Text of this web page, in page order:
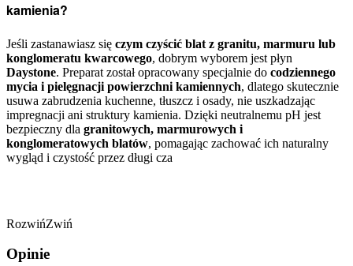
kamienia?
Jeśli zastanawiasz się czym czyścić blat z granitu, marmuru lub
konglomeratu kwarcowego, dobrym wyborem jest płyn
Daystone. Preparat został opracowany specjalnie do codziennego
mycia i pielęgnacji powierzchni kamiennych, dlatego skutecznie
usuwa zabrudzenia kuchenne, tłuszcz i osady, nie uszkadzając
impregnacji ani struktury kamienia. Dzięki neutralnemu pH jest
bezpieczny dla granitowych, marmurowych i
konglomeratowych blatów, pomagając zachować ich naturalny
wygląd i czystość przez długi cza
RozwińZwiń
Opinie